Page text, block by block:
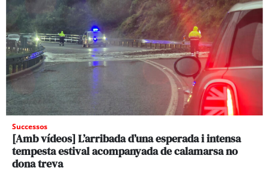
Successos
[Amb vídeos] L’arribada d’una esperada i intensa
tempesta estival acompanyada de calamarsa no
dona treva